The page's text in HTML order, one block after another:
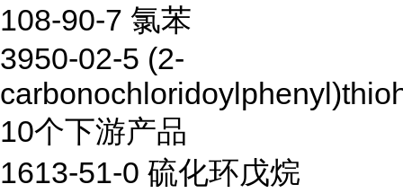
108-90-7 氯苯
3950-02-5 (2-
10个下游产品
1613-51-0 硫化环戊烷